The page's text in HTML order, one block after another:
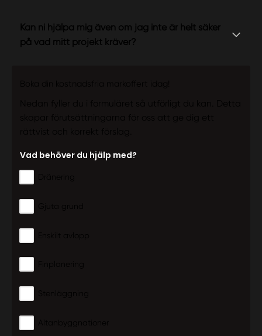
Kan ni hjälpa mig även om jag inte är helt säker
på vad mitt projekt kräver?
Vad behöver du hjälp med?